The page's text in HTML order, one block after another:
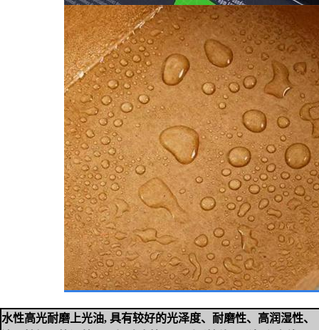
水性高光耐磨上光油, 具有较好的光泽度、耐磨性、高润湿性、